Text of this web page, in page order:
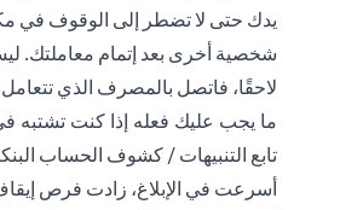
يدك حتى لا تضطر إلى الوقوف في
شخصية أخرى بعد إتمام معاملتك.
لاحقًا، فاتصل بالمصرف الذي تتعامل
ما يجب عليك فعله إذا كنت تشتبه
تابع التنبيهات / كشوف الحساب
أسرعت في الإبلاغ، زادت فرص